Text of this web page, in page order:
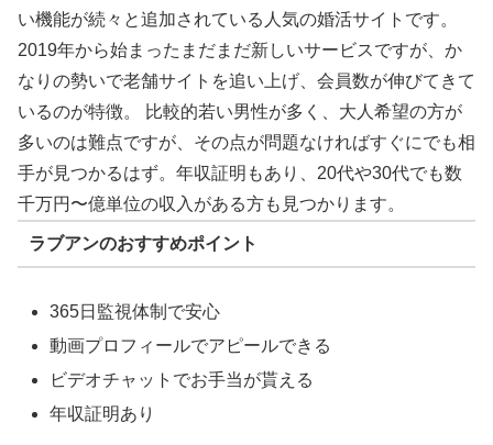
い機能が続々と追加されている人気の婚活サイトです。
2019年から始まったまだまだ新しいサービスですが、か
なりの勢いで老舗サイトを追い上げ、会員数が伸びてきて
いるのが特徴。 比較的若い男性が多く、大人希望の方が
多いのは難点ですが、その点が問題なければすぐにでも相
手が見つかるはず。年収証明もあり、20代や30代でも数
千万円〜億単位の収入がある方も見つかります。
ラブアンのおすすめポイント
365日監視体制で安心
動画プロフィールでアピールできる
ビデオチャットでお手当が貰える
年収証明あり